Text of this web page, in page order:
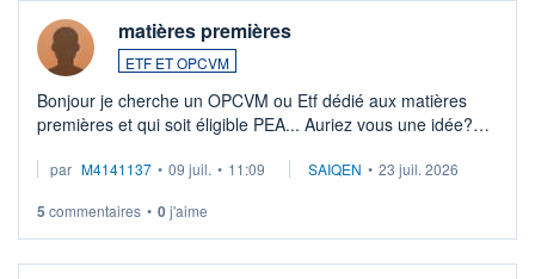
matières premières
ETF ET OPCVM
Bonjour je cherche un OPCVM ou Etf dédié aux matières
premières et qui soit éligible PEA... Auriez vous une idée?
par M4141137 • 09 juil. • 11:09 SAIQEN • 23 juil. 2026
5 commentaires • 0j'aime